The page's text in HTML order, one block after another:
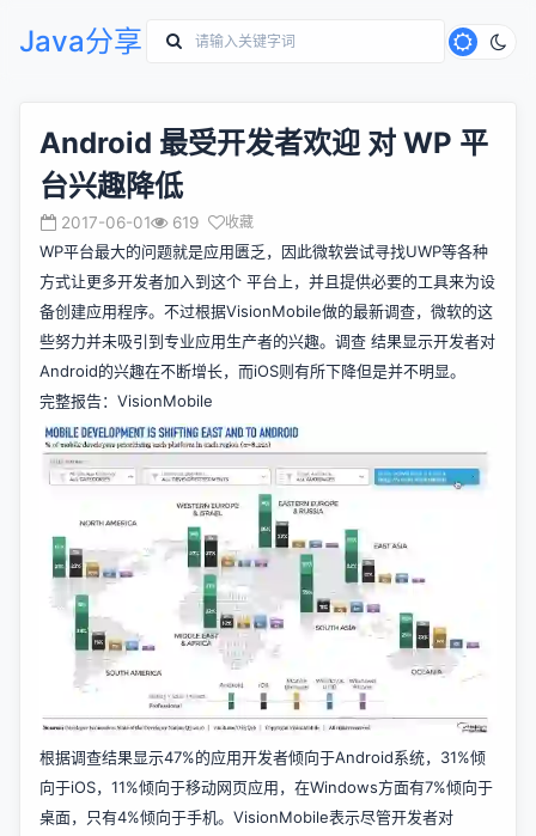
Java分享
Android 最受开发者欢迎 对 WP 平
台兴趣降低
2017-06-01 619 收藏
WP平台最大的问题就是应用匮乏，因此微软尝试寻找UWP等各种
方式让更多开发者加入到这个 平台上，并且提供必要的工具来为设
备创建应用程序。不过根据VisionMobile做的最新调查，微软的这
些努力并未吸引到专业应用生产者的兴趣。调查 结果显示开发者对
Android的兴趣在不断增长，而iOS则有所下降但是并不明显。
完整报告：VisionMobile
根据调查结果显示47%的应用开发者倾向于Android系统，31%倾
向于iOS，11%倾向于移动网页应用，在Windows方面有7%倾向于
桌面，只有4%倾向于手机。VisionMobile表示尽管开发者对